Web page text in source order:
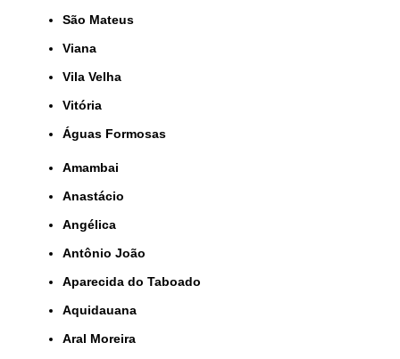
São Mateus
Viana
Vila Velha
Vitória
Águas Formosas
Amambai
Anastácio
Angélica
Antônio João
Aparecida do Taboado
Aquidauana
Aral Moreira